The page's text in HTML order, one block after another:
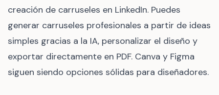
creación de carruseles en LinkedIn. Puedes
generar carruseles profesionales a partir de ideas
simples gracias a la IA, personalizar el diseño y
exportar directamente en PDF. Canva y Figma
siguen siendo opciones sólidas para diseñadores.